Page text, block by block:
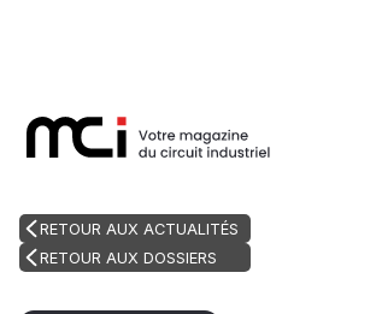
RETOUR AUX ACTUALITÉS
RETOUR AUX DOSSIERS